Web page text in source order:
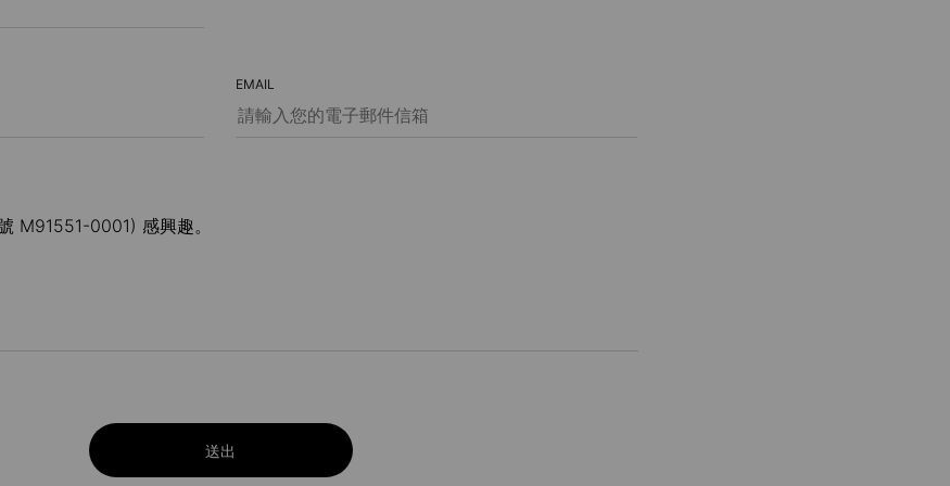
EMAIL
送出